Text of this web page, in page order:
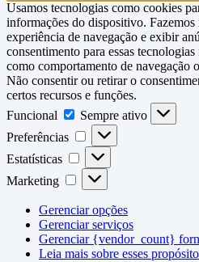
Usamos tecnologias como cookies
informações do dispositivo. Fazemos
experiência de navegação e exibir
consentimento para essas
como comportamento de navegação
Não consentir ou retirar o
certos recursos e funções.
Funcional
Funcional
Sempre ativo
Preferências
Preferências
Estatísticas Estatísticas
Marketing Marketing
Gerenciar opções
Gerenciar serviços
Gerenciar {vendor_count}
Leia mais sobre esses